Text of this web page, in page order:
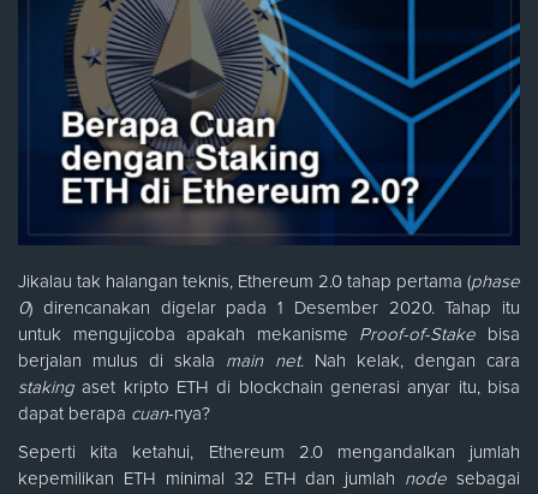
Jikalau tak halangan teknis, Ethereum 2.0 tahap pertama (phase
0) direncanakan digelar pada 1 Desember 2020. Tahap itu
untuk mengujicoba apakah mekanisme Proof-of-Stake
bisa
berjalan mulus di skala main net. Nah kelak, dengan cara
stakingaset kripto ETH di blockchain generasi anyar itu, bisa
dapat berapa cuan-nya?
Seperti kita ketahui, Ethereum 2.0 mengandalkan jumlah
kepemilikan ETH minimal 32 ETH dan jumlah node sebagai